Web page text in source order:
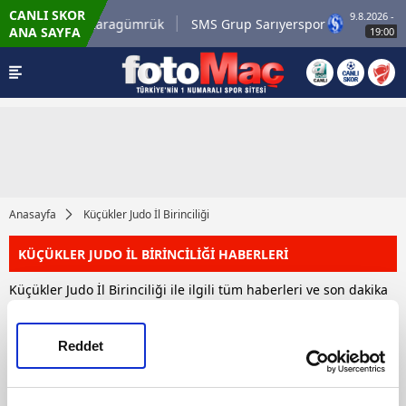
Reddet
CANLI SKOR
ANA SAYFAKaragümrük SMS Grup Sarıyerspor
9.8.2026 - Paz
19:00
Anasayfa Küçükler Judo İl Birinciliği
KÜÇÜKLER JUDO İL BİRİNCİLİĞİ HABERLERİ
Küçükler Judo İl Birinciliği ile ilgili tüm haberleri ve son dakika
sayfamızdan takip edebilirsiniz. Toplam 1 Küçükler Judo İl
Birinciliği haberi bulunmuştur.
HABERLER